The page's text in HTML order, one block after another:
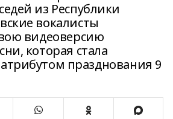
из Республики
вокалисты
видеоверсию
которая стала
празднования 9